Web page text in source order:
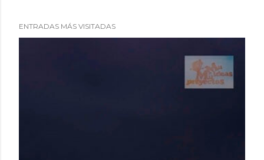
ENTRADAS MÁS VISITADAS